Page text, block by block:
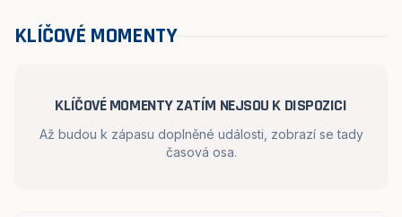
KLÍČOVÉ MOMENTY
KLÍČOVÉ MOMENTY ZATÍM NEJSOU K DISPOZICI
Až budou k zápasu doplněné události, zobrazí se tady
časová osa.